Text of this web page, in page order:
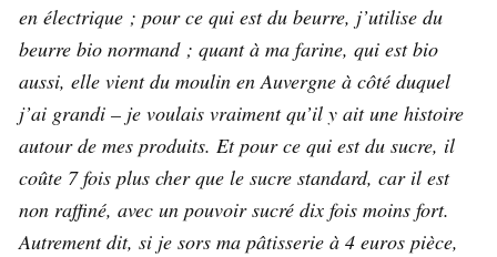
en électrique ; pour ce qui est du beurre, j’utilise du
beurre bio normand ; quant à ma farine, qui est bio
aussi, elle vient du moulin en Auvergne à côté duquel
j’ai grandi – je voulais vraiment qu’il y ait une histoire
autour de mes produits. Et pour ce qui est du sucre, il
coûte 7 fois plus cher que le sucre standard, car il est
non raffiné, avec un pouvoir sucré dix fois moins fort.
Autrement dit, si je sors ma pâtisserie à 4 euros pièce,